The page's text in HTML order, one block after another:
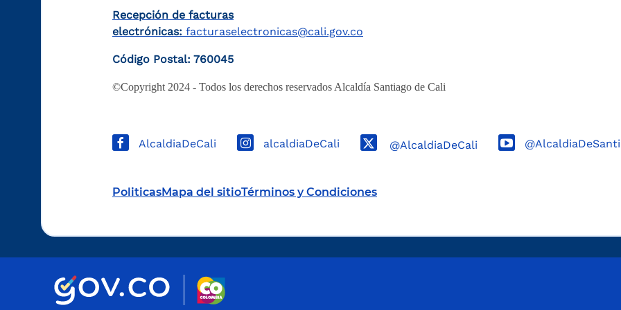
Recepción de facturas
electrónicas: facturaselectronicas@cali.gov.co
Código Postal: 760045
©Copyright 2024 - Todos los derechos reservados Alcaldía Santiago de Cali
AlcaldiaDeCali alcaldiaDeCali @AlcaldiaDeCali
PoliticasMapa del sitioTérminos y Condiciones